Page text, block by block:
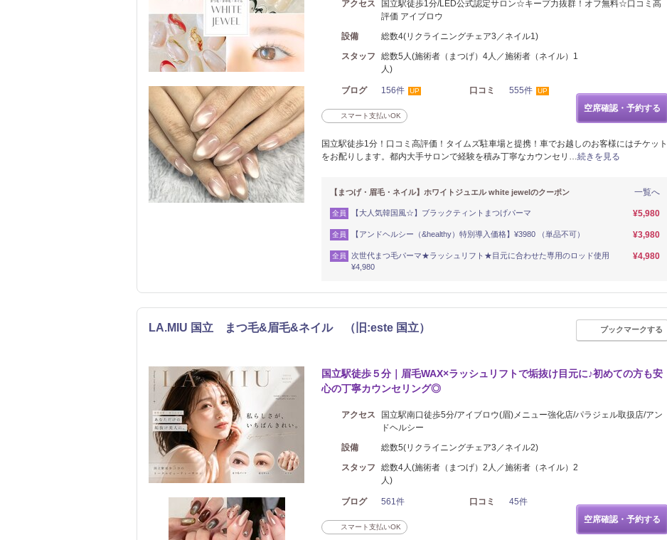
アクセス
国立駅徒歩1分/LED公式認定サロン☆キープ力抜群！オフ無料☆口コミ高
評価 アイブロウ
設備
総数4(リクライニングチェア3／ネイル1)
スタッフ
総数5人(施術者（まつげ）4人／施術者（ネイル）1
人)
ブログ 156件 UP 口コミ 555件 UP
スマート支払いOK
空席確認・予約する
国立駅徒歩1分！口コミ高評価！タイムズ駐車場と提携！車でお越しのお客様にはチケット
をお配りします。都内大手サロンで経験を積み丁寧なカウンセリ…続きを見る
一覧へ
【まつげ・眉毛・ネイル】ホワイトジュエル white jewelのクーポン
全員 【大人気韓国風☆】ブラックティントまつげパーマ ¥5,980
全員 【アンドヘルシー（&healthy）特別導入価格】¥3980 （単品不可） ¥3,980
全員
次世代まつ毛パーマ★ラッシュリフト★目元に合わせた専用のロッド使用
¥4,980
¥4,980
LA.MIU 国立 まつ毛&眉毛&ネイル （旧:este 国立） ブックマークする
国立駅徒歩５分｜眉毛WAX×ラッシュリフトで垢抜け目元に♪初めての方も安
心の丁寧カウンセリング◎
アクセス
国立駅南口徒歩5分/アイブロウ(眉)メニュー強化店/パラジェル取扱店/アン
ドヘルシー
設備
総数5(リクライニングチェア3／ネイル2)
スタッフ
総数4人(施術者（まつげ）2人／施術者（ネイル）2
人)
ブログ 561件 口コミ 45件
スマート支払いOK
空席確認・予約する